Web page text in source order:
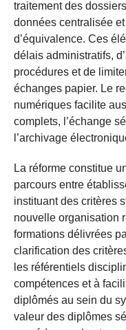
traitement des
données centralisée
d’équivalence. Ces
délais administratifs,
procédures et de
échanges papier. Le
numériques facilite
complets, l’échange
l’archivage
La réforme constitue
parcours entre
instituant des critères
nouvelle organisation
formations délivrées
clarification des
les référentiels
compétences et à
diplômés au sein du
valeur des diplômes